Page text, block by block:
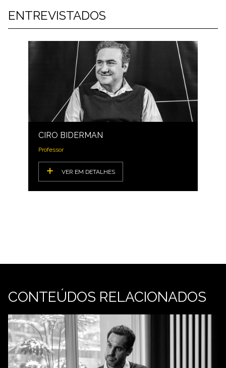
ENTREVISTADOS
CIRO BIDERMAN
Professor
VER EM DETALHES
CONTEÚDOS RELACIONADOS